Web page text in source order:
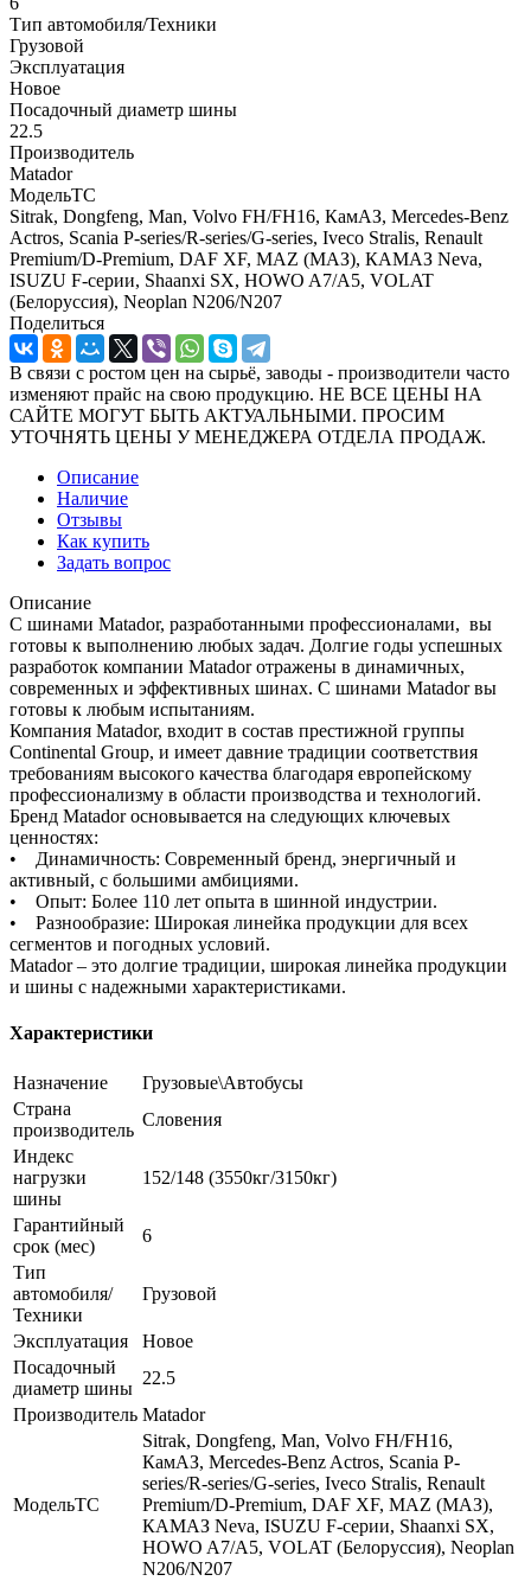
Тип автомобиля/Техники
Грузовой
Эксплуатация
Новое
Посадочный диаметр шины
22.5
Производитель
Matador
МодельТС
Sitrak, Dongfeng, Man, Volvo FH/FH16, КамАЗ, Mercedes-Benz
Actros, Scania P-series/R-series/G-series, Iveco Stralis, Renault
Premium/D-Premium, DAF XF, MAZ (МАЗ), КАМАЗ Neva,
ISUZU F-серии, Shaanxi SX, HOWO A7/A5, VOLAT
(Белоруссия), Neoplan N206/N207
Поделиться
В связи с ростом цен на сырьё, заводы - производители часто
изменяют прайс на свою продукцию. НЕ ВСЕ ЦЕНЫ НА
САЙТЕ МОГУТ БЫТЬ АКТУАЛЬНЫМИ. ПРОСИМ
УТОЧНЯТЬ ЦЕНЫ У МЕНЕДЖЕРА ОТДЕЛА ПРОДАЖ.
Описание
Наличие
Отзывы
Как купить
Задать вопрос
Описание
С шинами Matador, разработанными профессионалами, вы
готовы к выполнению любых задач. Долгие годы успешных
разработок компании Matador отражены в динамичных,
современных и эффективных шинах. С шинами Matador вы
готовы к любым испытаниям.
Компания Matador, входит в состав престижной группы
Continental Group, и имеет давние традиции соответствия
требованиям высокого качества благодаря европейскому
профессионализму в области производства и технологий.
Бренд Matador основывается на следующих ключевых
ценностях:
• Динамичность: Современный бренд, энергичный и
активный, с большими амбициями.
• Опыт: Более 110 лет опыта в шинной индустрии.
• Разнообразие: Широкая линейка продукции для всех
сегментов и погодных условий.
Matador – это долгие традиции, широкая линейка продукции
и шины с надежными характеристиками.
Характеристики
Назначение
Грузовые\Автобусы
Страна
производитель
Словения
Индекс
нагрузки
шины
152/148 (3550кг/3150кг)
Гарантийный
срок (мес)
6
Тип
автомобиля/
Техники
Грузовой
Эксплуатация
Новое
Посадочный
диаметр шины
22.5
Производитель Matador
МодельТС
Sitrak, Dongfeng, Man, Volvo FH/FH16,
КамАЗ, Mercedes-Benz Actros, Scania P-
series/R-series/G-series, Iveco Stralis, Renault
Premium/D-Premium, DAF XF, MAZ (МАЗ),
КАМАЗ Neva, ISUZU F-серии, Shaanxi SX,
HOWO A7/A5, VOLAT (Белоруссия), Neoplan
N206/N207